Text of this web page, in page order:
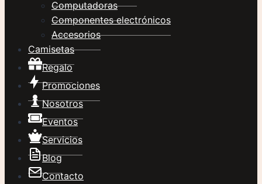
Computadoras
Componentes electrónicos
Accesorios
Camisetas
Regalo
Promociones
Nosotros
Eventos
Servicios
Blog
Contacto